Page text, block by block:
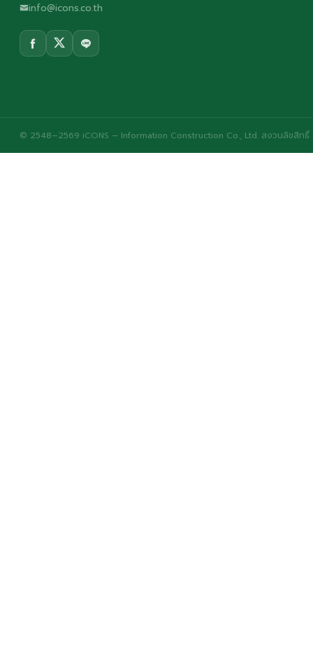
info@icons.co.th
© 2548–2569 iCONS – Information Construction Co., Ltd. สงวนลิขสิทธิ์